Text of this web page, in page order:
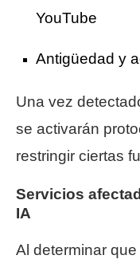
YouTube
Antigüedad y
Una vez
se activarán
restringir ciertas
Servicios
IA
Al determinar